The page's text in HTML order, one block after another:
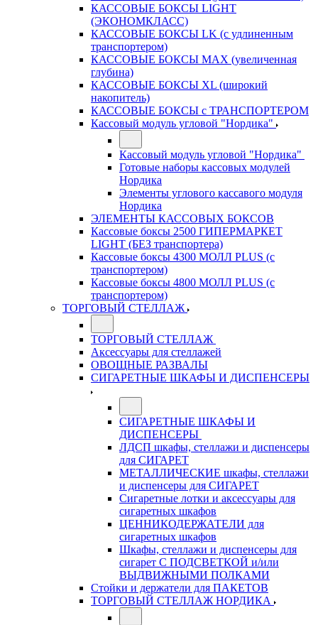
КАССОВЫЕ БОКСЫ LIGHT
(ЭКОНОМКЛАСС)
КАССОВЫЕ БОКСЫ LK (с удлиненным
транспортером)
КАССОВЫЕ БОКСЫ MAX (увеличенная
глубина)
КАССОВЫЕ БОКСЫ XL (широкий
накопитель)
КАССОВЫЕ БОКСЫ с ТРАНСПОРТЕРОМ
Кассовый модуль угловой "Нордика"
Кассовый модуль угловой "Нордика"
Готовые наборы кассовых модулей
Нордика
Элементы углового кассавого модуля
Нордика
ЭЛЕМЕНТЫ КАССОВЫХ БОКСОВ
Кассовые боксы 2500 ГИПЕРМАРКЕТ
LIGHT (БЕЗ транспортера)
Кассовые боксы 4300 МОЛЛ PLUS (с
транспортером)
Кассовые боксы 4800 МОЛЛ PLUS (с
транспортером)
ТОРГОВЫЙ СТЕЛЛАЖ
ТОРГОВЫЙ СТЕЛЛАЖ
Аксессуары для стеллажей
ОВОЩНЫЕ РАЗВАЛЫ
СИГАРЕТНЫЕ ШКАФЫ И ДИСПЕНСЕРЫ
СИГАРЕТНЫЕ ШКАФЫ И
ДИСПЕНСЕРЫ
ЛДСП шкафы, стеллажи и диспенсеры
для СИГАРЕТ
МЕТАЛЛИЧЕСКИЕ шкафы, стеллажи
и диспенсеры для СИГАРЕТ
Сигаретные лотки и аксессуары для
сигаретных шкафов
ЦЕННИКОДЕРЖАТЕЛИ для
сигаретных шкафов
Шкафы, стеллажи и диспенсеры для
сигарет С ПОДСВЕТКОЙ и/или
ВЫДВИЖНЫМИ ПОЛКАМИ
Стойки и держатели для ПАКЕТОВ
ТОРГОВЫЙ СТЕЛЛАЖ НОРДИКА